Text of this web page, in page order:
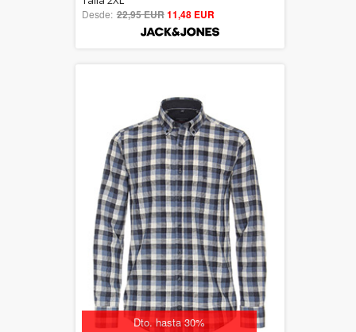
out of 5
Desde: 22,95 EUR11,48 EUR
Dto. hasta 30%